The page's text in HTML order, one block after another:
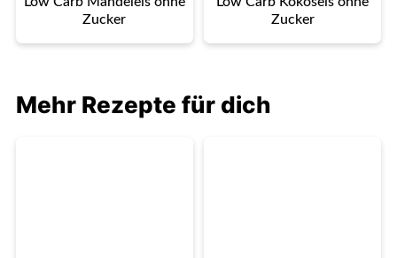
Zucker
Zucker
Mehr Rezepte für dich